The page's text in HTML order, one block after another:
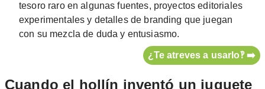
tesoro raro en algunas fuentes, proyectos editoriales
experimentales y detalles de branding que juegan
con su mezcla de duda y entusiasmo.
¿Te atreves a usarlo‽ ➡️
Cuando el hollín inventó un juguete